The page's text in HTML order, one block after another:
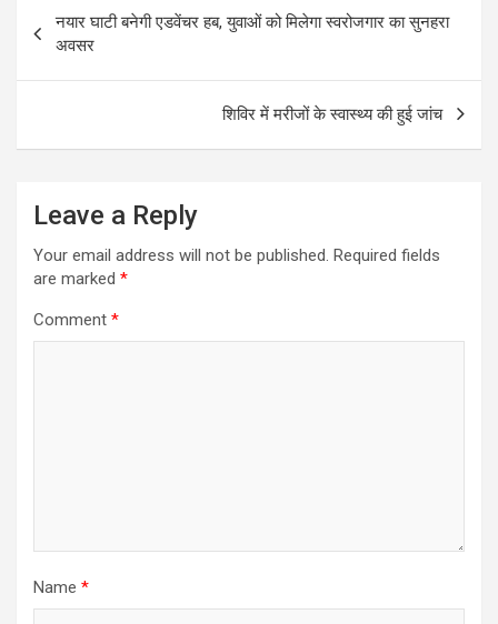
navigation
नयार घाटी बनेगी एडवेंचर हब, युवाओं को मिलेगा स्वरोजगार का सुनहरा
अवसर
शिविर में मरीजों के स्वास्थ्य की हुई जांच
Leave a Reply
Your email address will not be published. Required fields
are marked *
Comment *
Name *